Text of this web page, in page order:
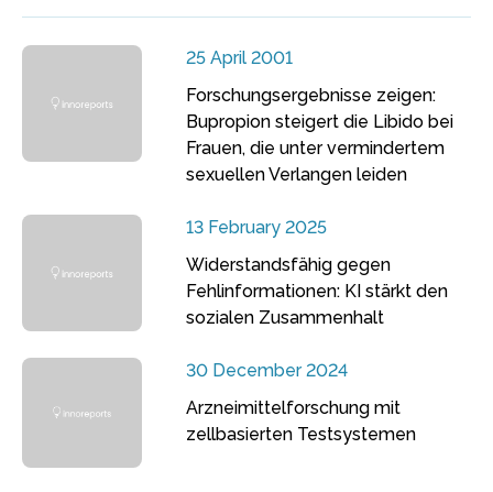
25 April 2001
Forschungsergebnisse zeigen:
Bupropion steigert die Libido bei
Frauen, die unter vermindertem
sexuellen Verlangen leiden
13 February 2025
Widerstandsfähig gegen
Fehlinformationen: KI stärkt den
sozialen Zusammenhalt
30 December 2024
Arzneimittelforschung mit
zellbasierten Testsystemen